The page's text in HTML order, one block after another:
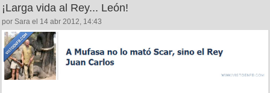
¡Larga vida al Rey... León!
por Sara el 14 abr 2012, 14:43